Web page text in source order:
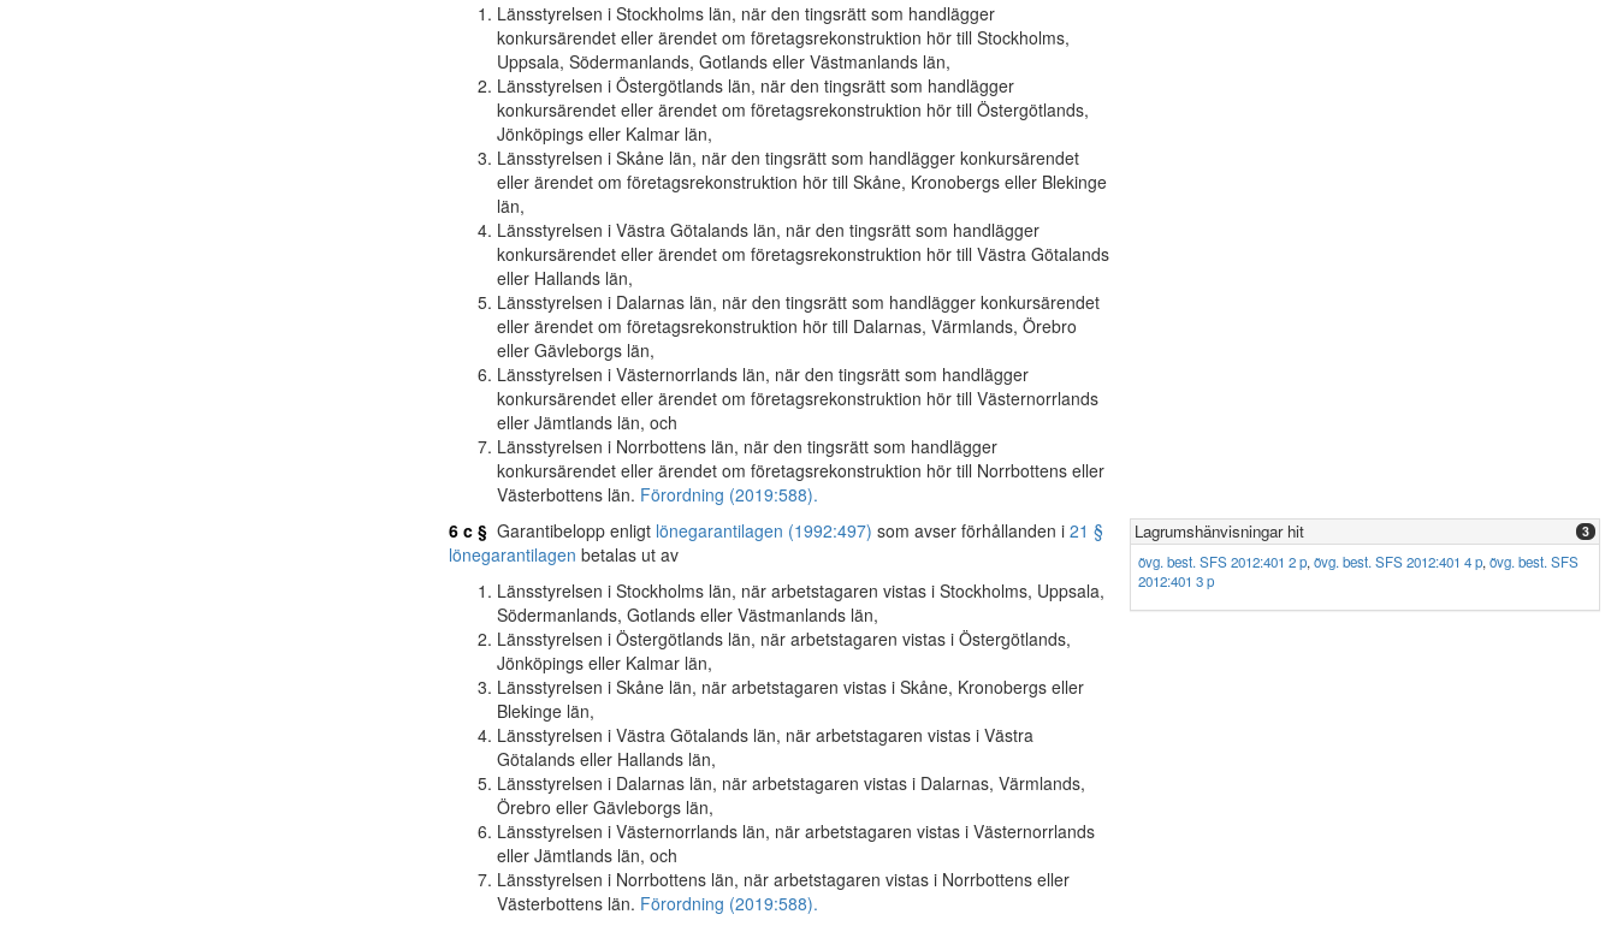
Länsstyrelsen i Stockholms län, när den tingsrätt som handlägger
konkursärendet eller ärendet om företagsrekonstruktion hör till Stockholms,
Uppsala, Södermanlands, Gotlands eller Västmanlands län,
Länsstyrelsen i Östergötlands län, när den tingsrätt som handlägger
konkursärendet eller ärendet om företagsrekonstruktion hör till Östergötlands,
Jönköpings eller Kalmar län,
Länsstyrelsen i Skåne län, när den tingsrätt som handlägger konkursärendet
eller ärendet om företagsrekonstruktion hör till Skåne, Kronobergs eller Blekinge
län,
Länsstyrelsen i Västra Götalands län, när den tingsrätt som handlägger
konkursärendet eller ärendet om företagsrekonstruktion hör till Västra Götalands
eller Hallands län,
Länsstyrelsen i Dalarnas län, när den tingsrätt som handlägger konkursärendet
eller ärendet om företagsrekonstruktion hör till Dalarnas, Värmlands, Örebro
eller Gävleborgs län,
Länsstyrelsen i Västernorrlands län, när den tingsrätt som handlägger
konkursärendet eller ärendet om företagsrekonstruktion hör till Västernorrlands
eller Jämtlands län, och
Länsstyrelsen i Norrbottens län, när den tingsrätt som handlägger
konkursärendet eller ärendet om företagsrekonstruktion hör till Norrbottens eller
Västerbottens län. Förordning (2019:588).
6 c § Garantibelopp enligt lönegarantilagen (1992:497) som avser förhållanden i 21 §
lönegarantilagen betalas ut av
Länsstyrelsen i Stockholms län, när arbetstagaren vistas i Stockholms, Uppsala,
Södermanlands, Gotlands eller Västmanlands län,
Länsstyrelsen i Östergötlands län, när arbetstagaren vistas i Östergötlands,
Jönköpings eller Kalmar län,
Länsstyrelsen i Skåne län, när arbetstagaren vistas i Skåne, Kronobergs eller
Blekinge län,
Länsstyrelsen i Västra Götalands län, när arbetstagaren vistas i Västra
Götalands eller Hallands län,
Länsstyrelsen i Dalarnas län, när arbetstagaren vistas i Dalarnas, Värmlands,
Örebro eller Gävleborgs län,
Länsstyrelsen i Västernorrlands län, när arbetstagaren vistas i Västernorrlands
eller Jämtlands län, och
Länsstyrelsen i Norrbottens län, när arbetstagaren vistas i Norrbottens eller
Västerbottens län. Förordning (2019:588).
Lagrumshänvisningar hit 3
övg. best. SFS 2012:401 2 p,övg. best. SFS 2012:401 4 p,övg. best. SFS
2012:401 3 p